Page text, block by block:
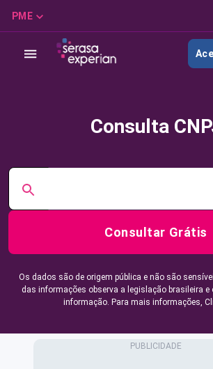
PME
Consulta
Consultar Grátis
Os dados são de origem pública e não são
das informações observa a legislação brasileira e
informação. Para mais informações,